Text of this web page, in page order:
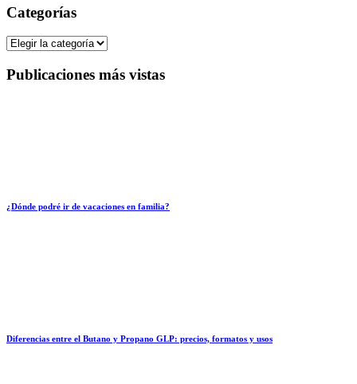
Categorías
Categorías
Publicaciones más vistas
¿Dónde podré ir de vacaciones en familia?
Diferencias entre el Butano y Propano GLP: precios, formatos y usos